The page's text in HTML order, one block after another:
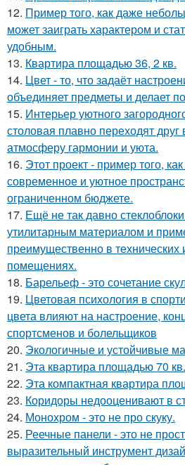
12. Пример того, как даже
может заиграть характером и
удобным.
13. Квартира площадью 36, 2 кв.
14. Цвет - то, что задаёт
объединяет предметы и делает
15. Интерьер уютного
столовая плавно переходят друг
атмосферу гармонии и уюта.
16. Этот проект - пример того,
современное и уютное
ограниченном бюджете.
17. Ещё не так давно
утилитарным материалом и
преимущественно в
помещениях.
18. Барельеф - это сочетание
19. Цветовая психология в
цвета влияют на настроение,
спортсменов и болельщиков
20. Экологичные и устойчивые
21. Эта квартира площадью 70 кв.
22. Эта компактная квартира
23. Коридоры недооценивают в
24. Монохром - это не про скуку.
25. Реечные панели - это не
выразительный инструмент